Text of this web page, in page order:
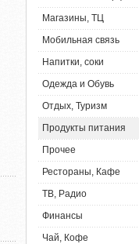
Магазины, ТЦ
Мобильная связь
Напитки, соки
Одежда и Обувь
Отдых, Туризм
Продукты питания
Прочее
Рестораны, Кафе
ТВ, Радио
Финансы
Чай, Кофе